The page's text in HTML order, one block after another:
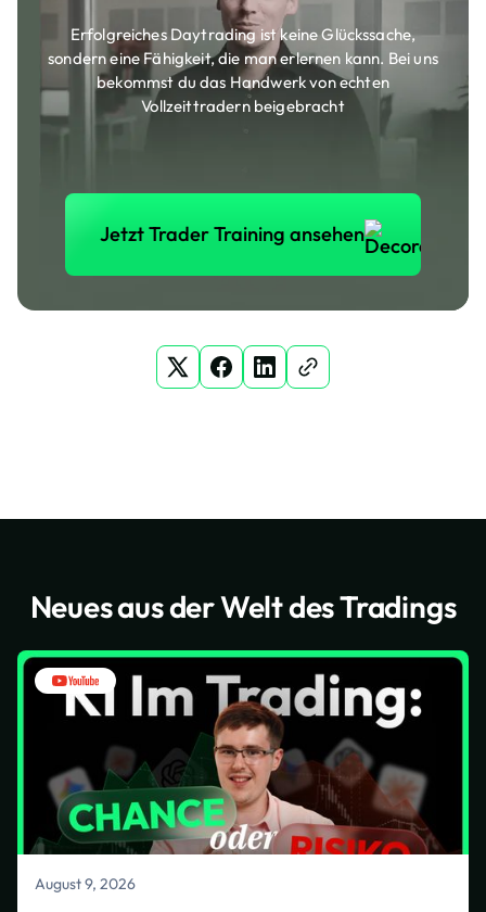
Erfolgreiches Daytrading ist keine Glückssache,
sondern eine Fähigkeit, die man erlernen kann. Bei uns
bekommst du das Handwerk von echten
Vollzeittradern beigebracht
Jetzt Trader Training ansehen
Jetzt Trader Training
Neues aus der Welt des Tradings
August 9, 2026